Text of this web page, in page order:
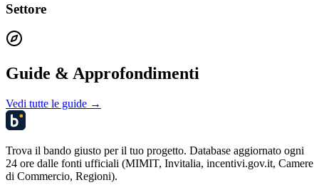
Settore
Guide & Approfondimenti
Vedi tutte le guide →
Trova il bando giusto per il tuo progetto. Database aggiornato ogni
24 ore dalle fonti ufficiali (MIMIT, Invitalia, incentivi.gov.it, Camere
di Commercio, Regioni).